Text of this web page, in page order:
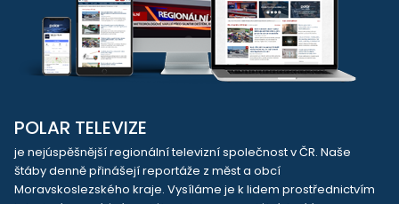
POLAR TELEVIZE
je nejúspěšnější regionální televizní společnost v ČR. Naše
štáby denně přinášejí reportáže z měst a obcí
Moravskoslezského kraje. Vysíláme je k lidem prostřednictvím